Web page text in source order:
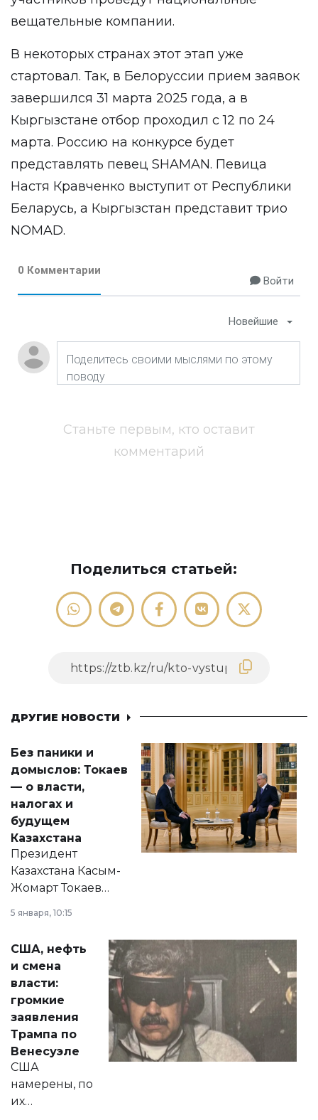
вещательные компании.
В некоторых странах этот этап уже
стартовал. Так, в Белоруссии прием заявок
завершился 31 марта 2025 года, а в
Кыргызстане отбор проходил с 12 по 24
марта. Россию на конкурсе будет
представлять певец SHAMAN. Певица
Настя Кравченко выступит от Республики
Беларусь, а Кыргызстан представит трио
NOMAD.
0 Комментарии
Войти
Новейшие
Станьте первым, кто оставит
комментарий
Поделиться статьей:
ДРУГИЕ НОВОСТИ
Без паники и
домыслов: Токаев
— о власти,
налогах и
будущем
Казахстана
Президент
Казахстана Касым-
Жомарт Токаев
сразу несколько
актуальных тем —
от слухов о
политических
реформах до
вопросов армии,
экономики и
личного здоровья.
5 января, 10:15
США, нефть
и смена
власти:
громкие
заявления
Трампа по
Венесуэле
США
намерены, по
их